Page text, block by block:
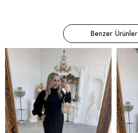
Benzer Ürünler